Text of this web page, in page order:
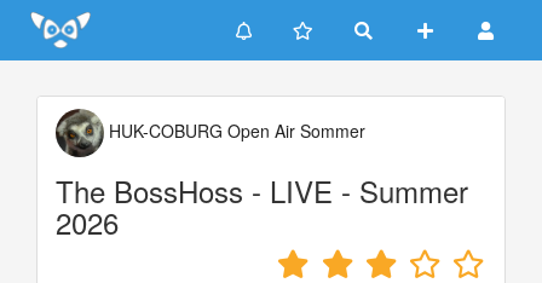
Update cookies preferences
HUK-COBURG Open Air Sommer
The BossHoss - LIVE - Summer
2026